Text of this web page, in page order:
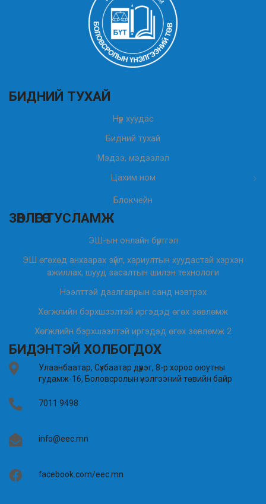
БИДНИЙ ТУХАЙ
Нүүр хуудас
Бидний тухай
Мэдээ, мэдээлэл
Цахим ном
Блокчейн
ЗӨВЛӨГӨӨ ТУСЛАМЖ
ЭШ-ын онлайн бүртгэл
ЭШ өгөхөд анхаарах зүйл, хариултын хуудастай хэрхэн
ажиллах, шууд засалтын шилэн технологи
Нээлттэй даалгаврын санд нэвтрэх
Хөгжлийн бэрхшээлтэй иргэдэд өгөх зөвлөмж
Хөгжлийн бэрхшээлтэй иргэдэд өгөх зөвлөмж 2
БИДЭНТЭЙ ХОЛБОГДОХ
Улаанбаатар, Сүхбаатар дүүрэг, 8-р хороо оюутны
гудамж-16, Боловсролын үнэлгээний төвийн байр
7011 9498
info@eec.mn
facebook.com/eec.mn